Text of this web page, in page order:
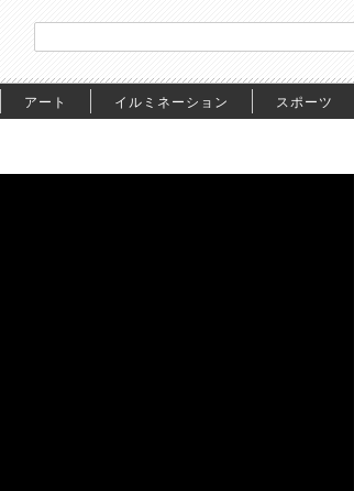
アート イルミネーション スポーツ